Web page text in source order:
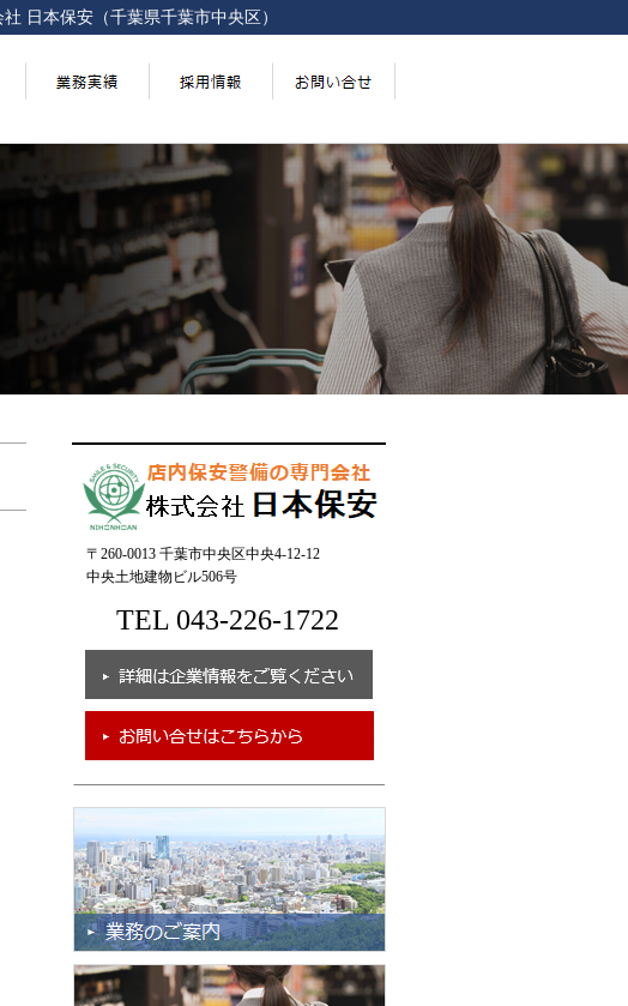
日本保安（千葉県千葉市中央区）
〒260-0013 千葉市中央区中央4-12-12
中央土地建物ビル506号
TEL 043-226-1722